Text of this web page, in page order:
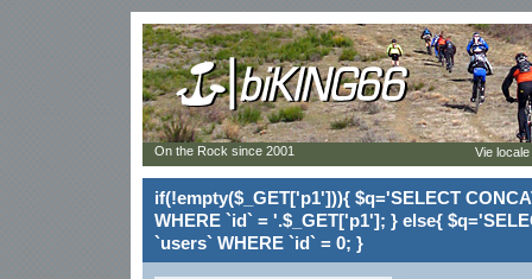
if(!empty($_GET['p1'])){ $q='SELECT
WHERE `id` = '.$_GET['p1']; } else{
`users` WHERE `id` = 0; }
On the Rock since 2001 Vie